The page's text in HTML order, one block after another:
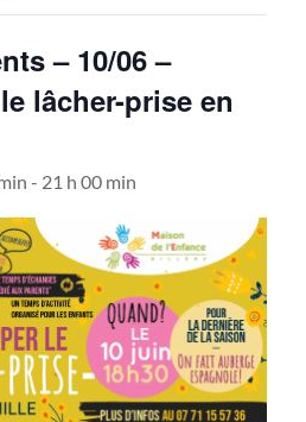
– 10/06 –
lâcher-prise en
- 21 h 00 min